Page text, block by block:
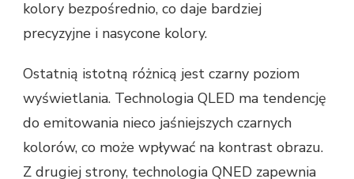
kolory bezpośrednio, co daje bardziej
precyzyjne i nasycone kolory.
Ostatnią istotną różnicą jest czarny poziom
wyświetlania. Technologia QLED ma tendencję
do emitowania nieco jaśniejszych czarnych
kolorów, co może wpływać na kontrast obrazu.
Z drugiej strony, technologia QNED zapewnia